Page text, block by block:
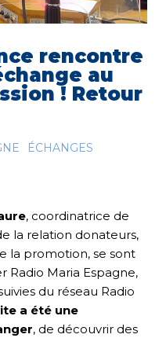
rencontre
au
! Retour
ÉCHANGES
, coordinatrice de
la relation donateurs,
la promotion, se sont
Radio Maria Espagne,
du réseau Radio
a été une
, de découvrir des